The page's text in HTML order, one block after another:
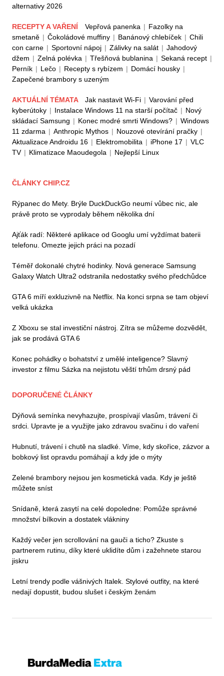
alternativy 2026
RECEPTY A VAŘENÍ Vepřová panenka | Fazolky na
smetaně | Čokoládové muffiny | Banánový chlebíček | Chili
con carne | Sportovní nápoj | Zálivky na salát | Jahodový
džem | Zelná polévka | Třešňová bublanina | Sekaná recept |
Perník | Lečo | Recepty s rybízem | Domácí housky |
Zapečené brambory s uzeným
AKTUÁLNÍ TÉMATA Jak nastavit Wi-Fi | Varování před
kyberútoky | Instalace Windows 11 na starší počítač | Nový
skládací Samsung | Konec modré smrti Windows? | Windows
11 zdarma | Anthropic Mythos | Nouzové otevírání pračky |
Aktualizace Androidu 16 | Elektromobilita | iPhone 17 | VLC
TV | Klimatizace Maoudegola | Nejlepší Linux
ČLÁNKY CHIP.CZ
Rýpanec do Mety. Brýle DuckDuckGo neumí vůbec nic, ale
právě proto se vyprodaly během několika dní
Ajťák radí: Některé aplikace od Googlu umí vyždímat baterii
telefonu. Omezte jejich práci na pozadí
Téměř dokonalé chytré hodinky. Nová generace Samsung
Galaxy Watch Ultra2 odstranila nedostatky svého předchůdce
GTA 6 míří exkluzivně na Netflix. Na konci srpna se tam objeví
velká ukázka
Z Xboxu se stal investiční nástroj. Zítra se můžeme dozvědět,
jak se prodává GTA 6
Konec pohádky o bohatství z umělé inteligence? Slavný
investor z filmu Sázka na nejistotu věští trhům drsný pád
DOPORUČENÉ ČLÁNKY
Dýňová semínka nevyhazujte, prospívají vlasům, trávení či
srdci. Upravte je a využijte jako zdravou svačinu i do vaření
Hubnutí, trávení i chutě na sladké. Víme, kdy skořice, zázvor a
bobkový list opravdu pomáhají a kdy jde o mýty
Zelené brambory nejsou jen kosmetická vada. Kdy je ještě
můžete sníst
Snídaně, která zasytí na celé dopoledne: Pomůže správné
množství bílkovin a dostatek vlákniny
Každý večer jen scrollování na gauči a ticho? Zkuste s
partnerem rutinu, díky které uklidíte dům i zažehnete starou
jiskru
Letní trendy podle vášnivých Italek. Stylové outfity, na které
nedají dopustit, budou slušet i českým ženám